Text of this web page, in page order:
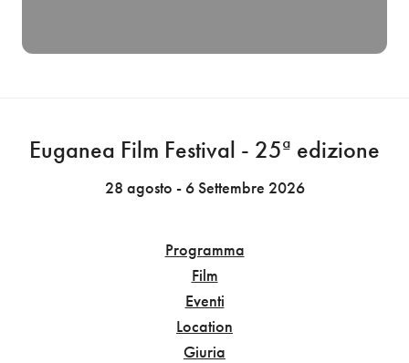
Euganea Film Festival - 25ª edizione
28 agosto - 6 Settembre 2026
Programma
Film
Eventi
Location
Giuria